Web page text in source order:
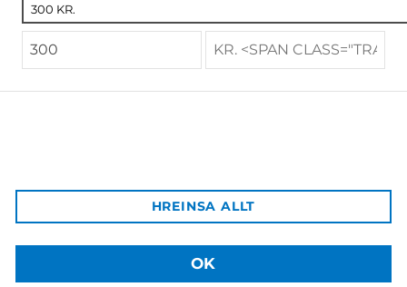
300 KR.
HREINSA ALLT
OK
Afgreiðsla vara:
Sækja má pantaðar vörur á þjónustuborð HÍ á Háskólatorgi
Netfang: hu@hi.is